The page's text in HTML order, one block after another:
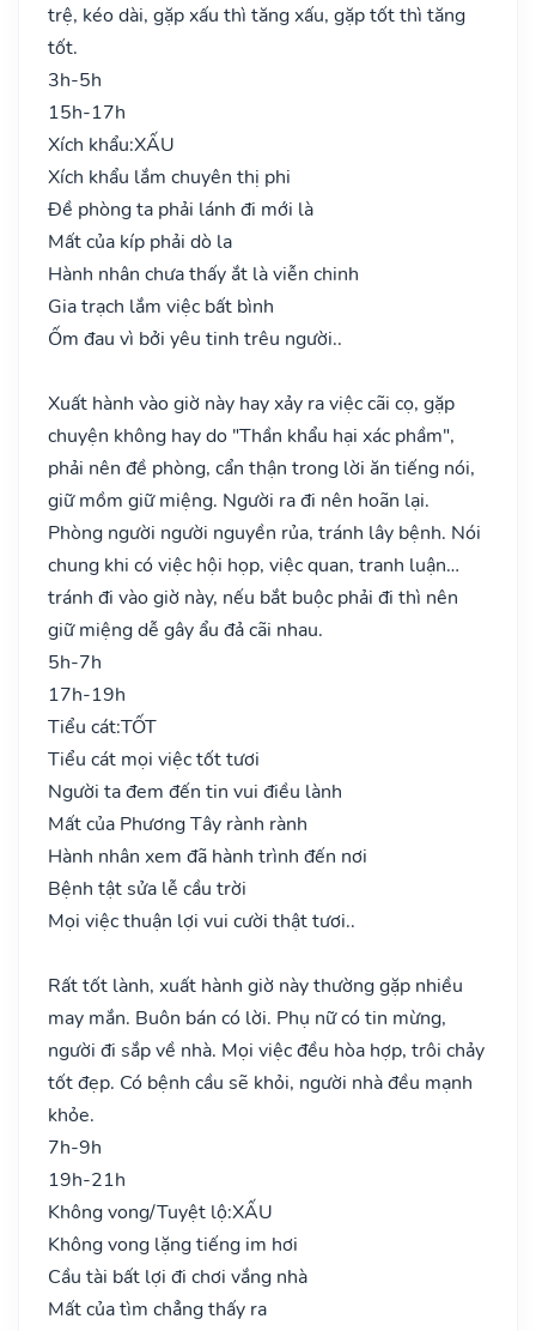
trệ, kéo dài, gặp xấu thì tăng xấu, gặp tốt thì tăng
tốt.
3h-5h
15h-17h
Xích khẩu:XẤU
Xích khẩu lắm chuyên thị phi
Đề phòng ta phải lánh đi mới là
Mất của kíp phải dò la
Hành nhân chưa thấy ắt là viễn chinh
Gia trạch lắm việc bất bình
Ốm đau vì bởi yêu tinh trêu người..
Xuất hành vào giờ này hay xảy ra việc cãi cọ, gặp
chuyện không hay do "Thần khẩu hại xác phầm",
phải nên đề phòng, cẩn thận trong lời ăn tiếng nói,
giữ mồm giữ miệng. Người ra đi nên hoãn lại.
Phòng người người nguyền rủa, tránh lây bệnh. Nói
chung khi có việc hội họp, việc quan, tranh luận…
tránh đi vào giờ này, nếu bắt buộc phải đi thì nên
giữ miệng dễ gây ẩu đả cãi nhau.
5h-7h
17h-19h
Tiểu cát:TỐT
Tiểu cát mọi việc tốt tươi
Người ta đem đến tin vui điều lành
Mất của Phương Tây rành rành
Hành nhân xem đã hành trình đến nơi
Bệnh tật sửa lễ cầu trời
Mọi việc thuận lợi vui cười thật tươi..
Rất tốt lành, xuất hành giờ này thường gặp nhiều
may mắn. Buôn bán có lời. Phụ nữ có tin mừng,
người đi sắp về nhà. Mọi việc đều hòa hợp, trôi chảy
tốt đẹp. Có bệnh cầu sẽ khỏi, người nhà đều mạnh
khỏe.
7h-9h
19h-21h
Không vong/Tuyệt lộ:XẤU
Không vong lặng tiếng im hơi
Cầu tài bất lợi đi chơi vắng nhà
Mất của tìm chẳng thấy ra